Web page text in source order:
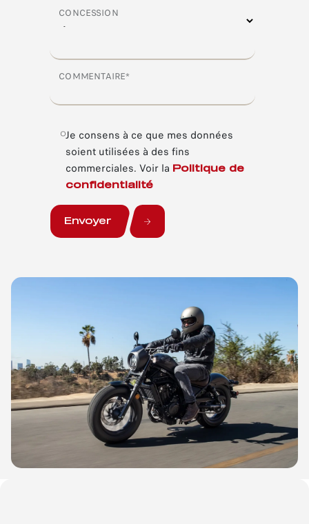
CONCESSION
COMMENTAIRE*
Je consens à ce que mes données
soient utilisées à des fins
commerciales. Voir la Politique de
confidentialité
Envoyer